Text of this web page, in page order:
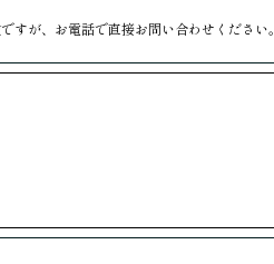
が、お電話で直接お問い合わせください。